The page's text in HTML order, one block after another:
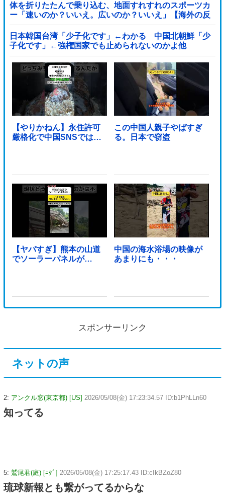
体を折りたたんで乗り込む、地面すれすれのスポーツカ
ー「速いのか？いいえ。広いのか？いいえ」【海外の反
応】
日本韓国台湾「少子化です」←わかる 中国北朝鮮「少
子化です」←強権国家でも止められないのかよ他
【やりかねん】永住許可
厳格化で中国SNSでは…
この中国人親子やばすぎ
る。日本で窃盗
【ヤバすぎ】熊本の山道
でソーラーパネルが…
中国の海水浴場の映像が
あまりにも・・・
スポンサーリンク
ネットの声
2: アンクル窓(東京都) [US] 2026/05/08(金) 17:23:34.57 ID:b1PhLLn60
知ってる
5: 鷲尾君(庭) [ﾆﾀﾞ] 2026/05/08(金) 17:25:17.43 ID:cIkBZoZ80
琉球新報とも繋がってるからな